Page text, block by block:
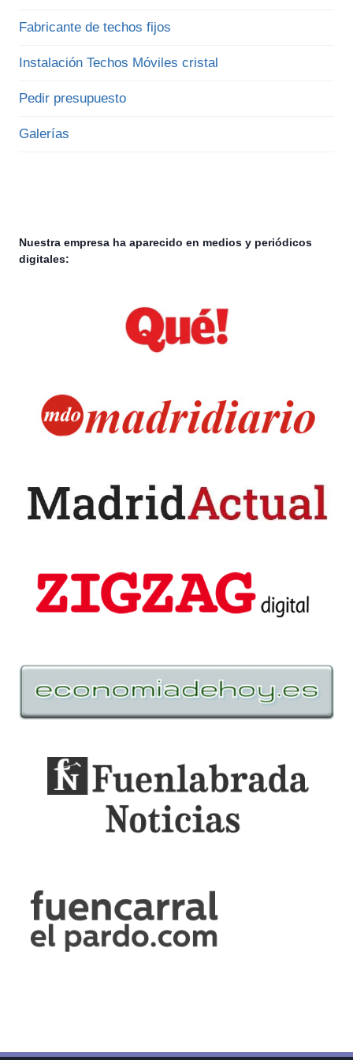
Fabricante de techos fijos
Instalación Techos Móviles cristal
Pedir presupuesto
Galerías
Nuestra empresa ha aparecido en medios y periódicos
digitales: